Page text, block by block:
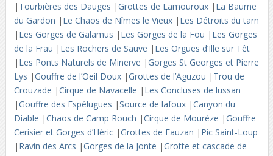
| Tourbières des Dauges |Grottes de Lamouroux | La Baume
du Gardon | Le Chaos de Nîmes le Vieux | Les Détroits du tarn
| Les Gorges de Galamus | Les Gorges de la Fou | Les Gorges
de la Frau | Les Rochers de Sauve | Les Orgues d’Ille sur Têt
| Les Ponts Naturels de Minerve |Gorges St Georges et Pierre
Lys |Gouffre de l’Oeil Doux |Grottes de l’Aguzou | Trou de
Crouzade |Cirque de Navacelle | Les Concluses de lussan
|Gouffre des Espélugues |Source de lafoux |Canyon du
Diable |Chaos de Camp Rouch |Cirque de Mourèze |Gouffre
Cerisier et Gorges d’Héric |Grottes de Fauzan | Pic Saint-Loup
| Ravin des Arcs |Gorges de la Jonte |Grotte et cascade de